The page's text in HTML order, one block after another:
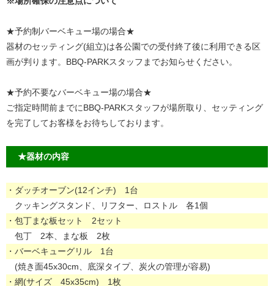
★予約制バーベキュー場の場合★
器材のセッティング(組立)は各公園での受付終了後に利用できる区
画が判ります。BBQ-PARKスタッフまでお知らせください。
★予約不要なバーベキュー場の場合★
ご指定時間前までにBBQ-PARKスタッフが場所取り、セッティング
を完了してお客様をお待ちしております。
★器材の内容
・ダッチオーブン(12インチ) 1台
クッキングスタンド、リフター、ロストル 各1個
・包丁まな板セット 2セット
包丁 2本、まな板 2枚
・バーベキューグリル 1台
(焼き面45x30cm、底深タイプ、炭火の管理が容易)
・網(サイズ 45x35cm) 1枚